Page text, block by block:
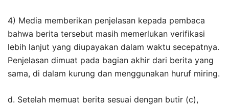
4) Media memberikan penjelasan kepada pembaca
bahwa berita tersebut masih memerlukan verifikasi
lebih lanjut yang diupayakan dalam waktu secepatnya.
Penjelasan dimuat pada bagian akhir dari berita yang
sama, di dalam kurung dan menggunakan huruf miring.
d. Setelah memuat berita sesuai dengan butir (c),